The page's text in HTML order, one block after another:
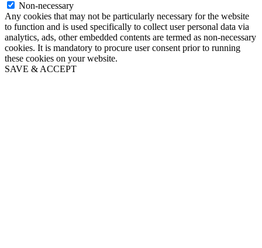
Non-necessary
Any cookies that may not be particularly necessary for the website
to function and is used specifically to collect user personal data via
analytics, ads, other embedded contents are termed as non-necessary
cookies. It is mandatory to procure user consent prior to running
these cookies on your website.
SAVE & ACCEPT